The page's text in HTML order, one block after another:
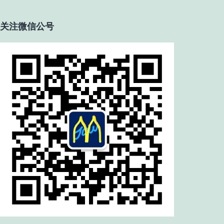
关注微信公号